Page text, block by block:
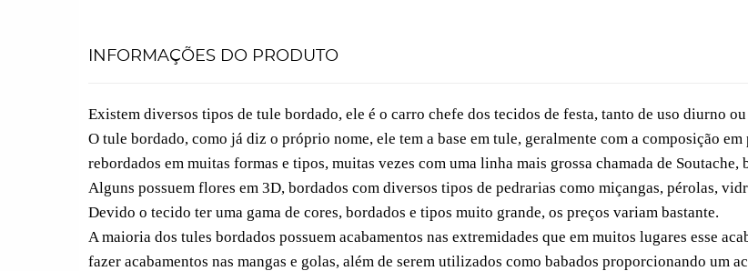
INFORMAÇÕES DO PRODUTO
Existem diversos tipos de tule bordado, ele é o carro chefe dos tecidos de festa, tanto de uso diurno
O tule bordado, como já diz o próprio nome, ele tem a base em tule, geralmente com a composição
rebordados em muitas formas e tipos, muitas vezes com uma linha mais grossa chamada de
Alguns possuem flores em 3D, bordados com diversos tipos de pedrarias como miçangas, pérolas,
Devido o tecido ter uma gama de cores, bordados e tipos muito grande, os preços variam bastante.
A maioria dos tules bordados possuem acabamentos nas extremidades que em muitos lugares esse
fazer acabamentos nas mangas e golas, além de serem utilizados como babados proporcionando um